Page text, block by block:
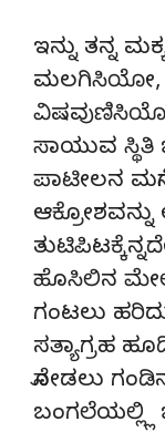
ಇನ್ನು ತನ್ನ
ಮಲಗಿಸಿಯೋ,
ವಿಷವುಣಿಸಿಯೋ
ಸಾಯುವ ಸ್ಥಿತಿ
ಪಾಟೀಲನ
ಹೊಸಿಲಿನ
ಗಂಟಲು
ಸತ್ಯಾಗ್ರಹ
ನೋಡಲು
ಬಂಗಲೆಯಲ್ಲ್ಲಿ